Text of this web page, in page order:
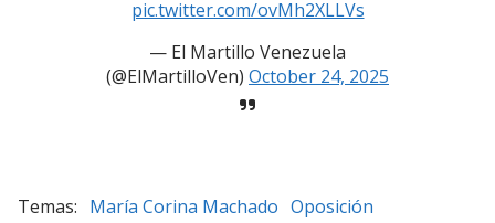
pic.twitter.com/ovMh2XLLVs
— El Martillo Venezuela
(@ElMartilloVen) October 24, 2025
María Corina Machado Oposición